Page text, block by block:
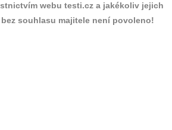
webu testi.cz a jakékoliv jejich
souhlasu majitele není povoleno!